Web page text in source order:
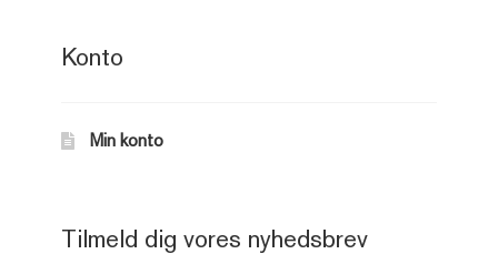
Konto
Min konto
Tilmeld dig vores nyhedsbrev